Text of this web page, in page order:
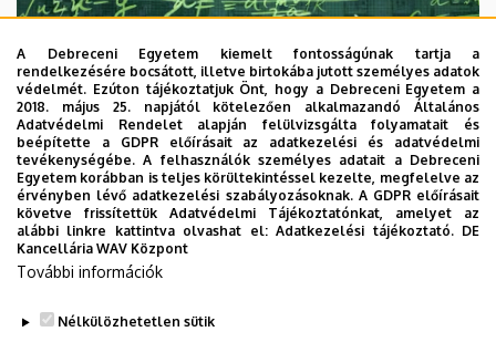
2026. augusztus 7.
Univerzum: A Debreceni Egyetem
titkos receptjei
KUTATÁS TUDOMÁNY
A Debreceni Egyetem kiemelt fontosságúnak tartja a
rendelkezésére bocsátott, illetve birtokába jutott személyes adatok
védelmét. Ezúton tájékoztatjuk Önt, hogy a Debreceni Egyetem a
2018. május 25. napjától kötelezően alkalmazandó Általános
Adatvédelmi Rendelet alapján felülvizsgálta folyamatait és
beépítette a GDPR előírásait az adatkezelési és adatvédelmi
tevékenységébe. A felhasználók személyes adatait a Debreceni
Egyetem korábban is teljes körültekintéssel kezelte, megfelelve az
érvényben lévő adatkezelési szabályozásoknak. A GDPR előírásait
követve frissítettük Adatvédelmi Tájékoztatónkat, amelyet az
alábbi linkre kattintva olvashat el:Adatkezelési tájékoztató. DE
Kancellária WAV Központ
További információk
Nélkülözhetetlen sütik